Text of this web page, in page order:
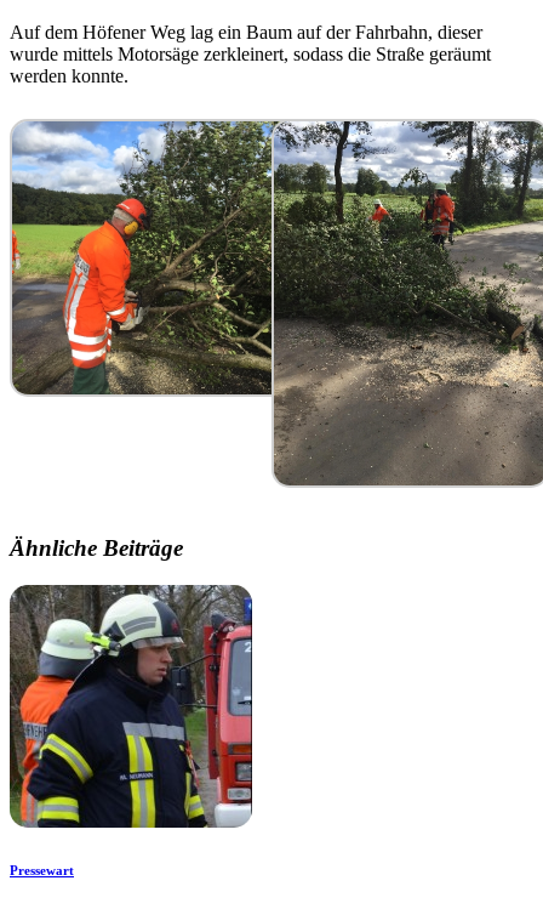
Auf dem Höfener Weg lag ein Baum auf der Fahrbahn, dieser
wurde mittels Motorsäge zerkleinert, sodass die Straße geräumt
werden konnte.
Ähnliche Beiträge
Pressewart